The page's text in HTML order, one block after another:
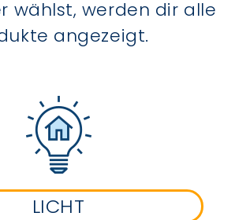
wählst, werden dir alle
angezeigt.
LICHT